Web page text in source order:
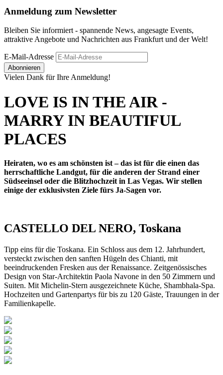
Anmeldung zum Newsletter
Bleiben Sie informiert - spannende News, angesagte Events,
attraktive Angebote und Nachrichten aus Frankfurt und der Welt!
E-Mail-Adresse
Abonnieren
Vielen Dank für Ihre Anmeldung!
LOVE IS IN THE AIR -
MARRY IN BEAUTIFUL
PLACES
Heiraten, wo es am schönsten ist – das ist für die einen das
herrschaftliche Landgut, für die anderen der Strand einer
Südseeinsel oder die Blitzhochzeit in Las Vegas. Wir stellen
einige der exklusivsten Ziele fürs Ja-Sagen vor.
CASTELLO DEL NERO, Toskana
Tipp eins für die Toskana. Ein Schloss aus dem 12. Jahrhundert,
versteckt zwischen den sanften Hügeln des Chianti, mit
beeindruckenden Fresken aus der Renaissance. Zeitgenössisches
Design von Star-Architektin Paola Navone in den 50 Zimmern und
Suiten. Mit Michelin-Stern ausgezeichnete Küche, Shambhala-Spa.
Hochzeiten und Gartenpartys für bis zu 120 Gäste, Trauungen in der
Familienkapelle.